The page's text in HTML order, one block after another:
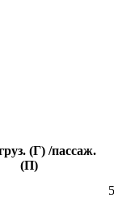
(Г) /пассаж.
(П)